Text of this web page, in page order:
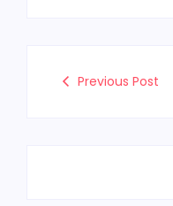
Previous Post